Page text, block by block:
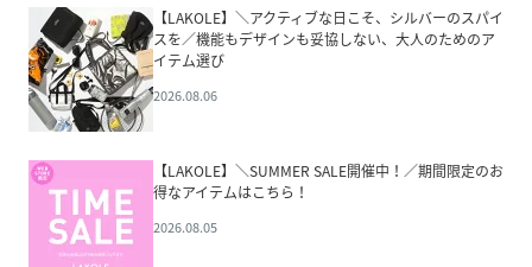
【LAKOLE】＼アクティブな日こそ、シルバーのスパイ
スを／機能もデザインも妥協しない、大人のためのア
イテム選び
2026.08.06
【LAKOLE】＼SUMMER SALE開催中！／期間限定のお
得なアイテムはこちら！
2026.08.05